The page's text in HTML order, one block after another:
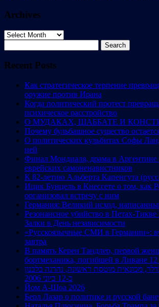
Archives
Archives
for:
Recent Posts
Как стратегическое терпение
оружие против Ирана
Когда политический протест
психическое расстройство
О МУДАКАХ, ШАББАТЕ И
Почему бульбашное существо
О политических кульбитах Софы
ней
Финал Мондиаля, драма в Аргентине
еврейских самоненавистников
К 82-летию Альберта Капенгута
Ицик Бунцель в Кнессете о том, как
организовал встречу с ним
Германия: Великий исход,
Резонансное убийство в Петах-
Залки в День независимости
«Русскоязычные СМИ в Германии»:
завтра
В память Керен Тандлер, первой
бортмеханика, погибшей в Ливане
מכונאית מוטסת ראשונה, נהרגה בלבנון
ב-12 ביוני 2006
Йом А-Шоа 2026
Берл Лазар о политике и русской бане